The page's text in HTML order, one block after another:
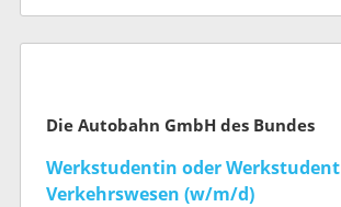
Die Autobahn GmbH des Bundes
Werkstudentin oder Werkstudent
Verkehrswesen (w/m/d)